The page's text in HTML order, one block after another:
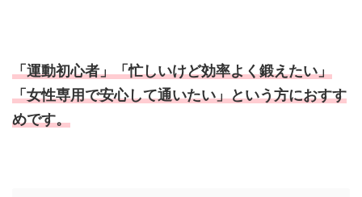
「運動初心者」「忙しいけど効率よく鍛えたい」
「女性専用で安心して通いたい」という方におすす
めです。